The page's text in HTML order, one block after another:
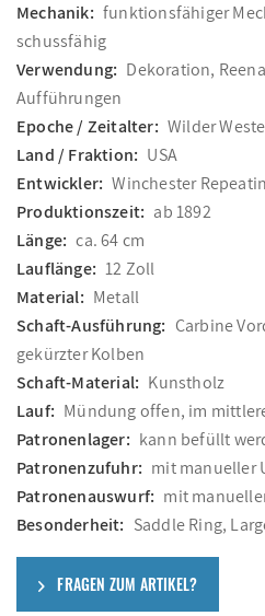
Mechanik: funktionsfähiger
schussfähig
Verwendung: Dekoration,
Aufführungen
Epoche / Zeitalter: Wilder
Land / Fraktion: USA
Entwickler: Winchester
Produktionszeit: ab 1892
Länge: ca. 64 cm
Lauflänge: 12 Zoll
Material: Metall
Schaft-Ausführung: Carbine
gekürzter Kolben
Schaft-Material: Kunstholz
Lauf: Mündung offen, im
Patronenlager: kann befüllt
Patronenzufuhr: mit manueller
Patronenauswurf: mit
Besonderheit: Saddle Ring,
FRAGEN ZUM ARTIKEL?